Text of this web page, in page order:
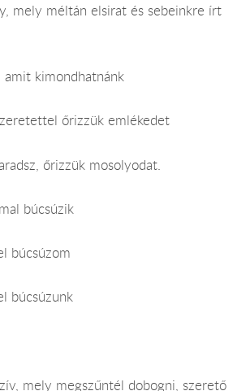
mely méltán elsirat és sebeinkre írt
amit kimondhatnánk
őrizzük emlékedet
őrizzük mosolyodat.
búcsúzik
búcsúzom
búcsúzunk
mely megszűntél dobogni, szerető